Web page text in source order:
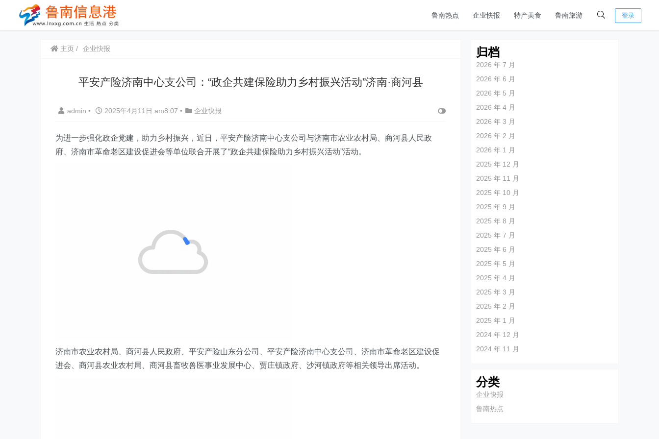
鲁南热点 企业快报 特产美食 鲁南旅游 登录
主页 企业快报
平安产险济南中心支公司：“政企共建保险助力乡村振兴活动”济南·商河县
admin • 2025年4月11日 am8:07 • 企业快报
为进一步强化政企党建，助力乡村振兴， 近日 ， 平安产险济南中心支公司与济南市农业农村局、 商河县 人民政
府、济南市革命老区建设促进会等单位联合开展了“政企共建保险助力乡村振兴活动”活动。
济南市农业农村局、商河县人民政府、 平安产险山东分公司、平安产险济南中心支公司、 济南市革命老区建设促
进会、商河县农业农村局、商河县畜牧兽医事业发展中心、贾庄镇政府、沙河镇政府等相关领导出席活动。
归档
2026 年 7 月
2026 年 6 月
2026 年 5 月
2026 年 4 月
2026 年 3 月
2026 年 2 月
2026 年 1 月
2025 年 12 月
2025 年 11 月
2025 年 10 月
2025 年 9 月
2025 年 8 月
2025 年 7 月
2025 年 6 月
2025 年 5 月
2025 年 4 月
2025 年 3 月
2025 年 2 月
2025 年 1 月
2024 年 12 月
2024 年 11 月
分类
企业快报
鲁南热点